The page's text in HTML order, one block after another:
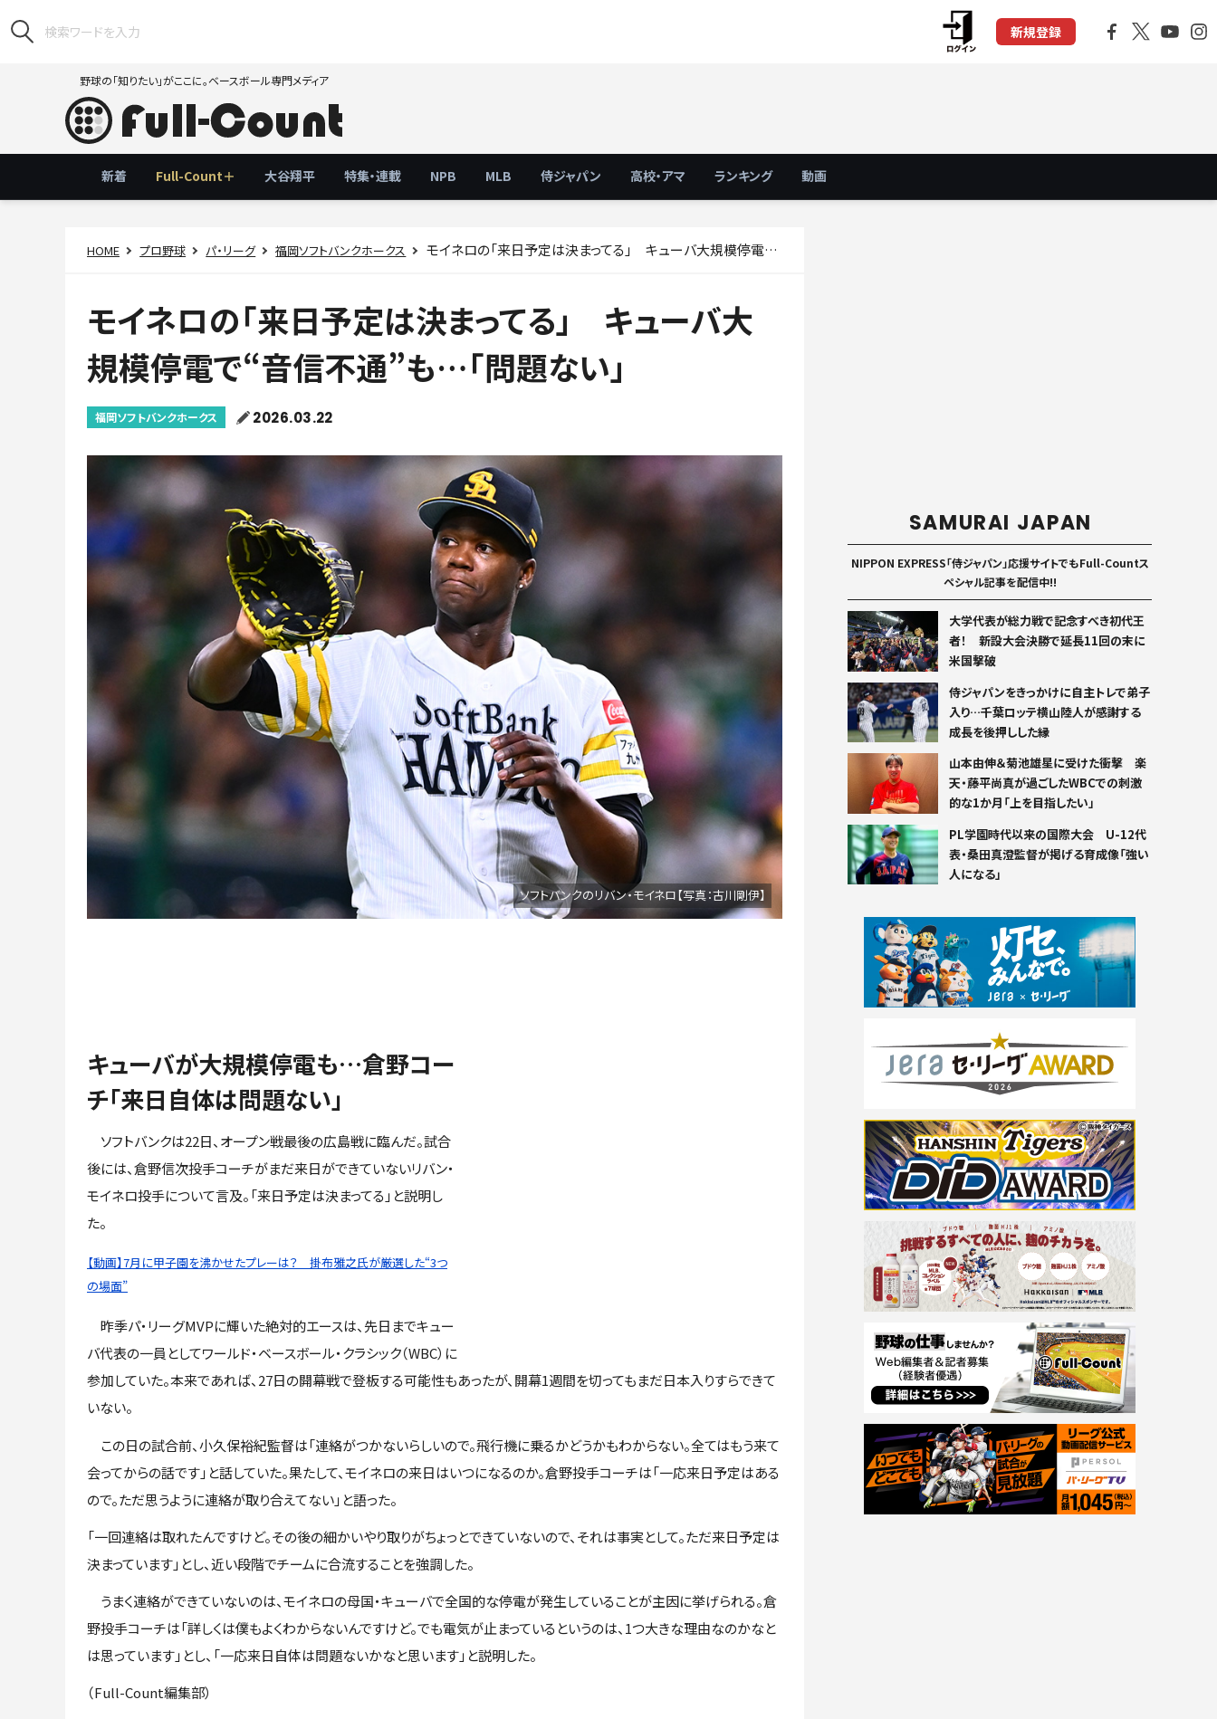
新規登録
野球の「知りたい」がここに。ベースボール専門メディア
新着 Full-Count＋ 大谷翔平 特集・連載 NPB MLB 侍ジャパン 高校・アマ ランキング 動画
HOME プロ野球 パ・リーグ 福岡ソフトバンクホークス モイネロの「来日予定は決まってる」 キューバ大規模停電で“音信不通”も…「問題ない」
モイネロの「来日予定は決まってる」 キューバ大
規模停電で“音信不通”も…「問題ない」
福岡ソフトバンクホークス 2026.03.22
ソフトバンクのリバン・モイネロ【写真：古川剛伊】
キューバが大規模停電も…倉野コー
チ「来日自体は問題ない」
ソフトバンクは22日、オープン戦最後の広島戦に臨んだ。試合
後には、倉野信次投手コーチがまだ来日ができていないリバン・
モイネロ投手について言及。「来日予定は決まってる」と説明し
た。
【動画】7月に甲子園を沸かせたプレーは？ 掛布雅之氏が厳選した“3つ
の場面”
昨季パ・リーグMVPに輝いた絶対的エースは、先日までキュー
バ代表の一員としてワールド・ベースボール・クラシック（WBC）に
参加していた。本来であれば、27日の開幕戦で登板する可能性もあったが、開幕1週間を切ってもまだ日本入りすらできて
いない。
この日の試合前、小久保裕紀監督は「連絡がつかないらしいので。飛行機に乗るかどうかもわからない。全てはもう来て
会ってからの話です」と話していた。果たして、モイネロの来日はいつになるのか。倉野投手コーチは「一応来日予定はある
ので。ただ思うように連絡が取り合えてない」と語った。
「一回連絡は取れたんですけど。その後の細かいやり取りがちょっとできていないので、それは事実として。ただ来日予定は
決まっています」とし、近い段階でチームに合流することを強調した。
うまく連絡ができていないのは、モイネロの母国・キューバで全国的な停電が発生していることが主因に挙げられる。倉
野投手コーチは「詳しくは僕もよくわからないんですけど。でも電気が止まっているというのは、1つ大きな理由なのかなと
は思っています」とし、「一応来日自体は問題ないかなと思います」と説明した。
（Full-Count編集部）
SAMURAI JAPAN
NIPPON EXPRESS「侍ジャパン」応援サイトでもFull-Countス
ペシャル記事を配信中!!
大学代表が総力戦で記念すべき初代王
者！ 新設大会決勝で延長11回の末に
米国撃破
侍ジャパンをきっかけに自主トレで弟子
入り…千葉ロッテ横山陸人が感謝する
成長を後押しした縁
山本由伸＆菊池雄星に受けた衝撃 楽
天・藤平尚真が過ごしたWBCでの刺激
的な1か月「上を目指したい」
PL学園時代以来の国際大会 U-12代
表・桑田真澄監督が掲げる育成像「強い
人になる」